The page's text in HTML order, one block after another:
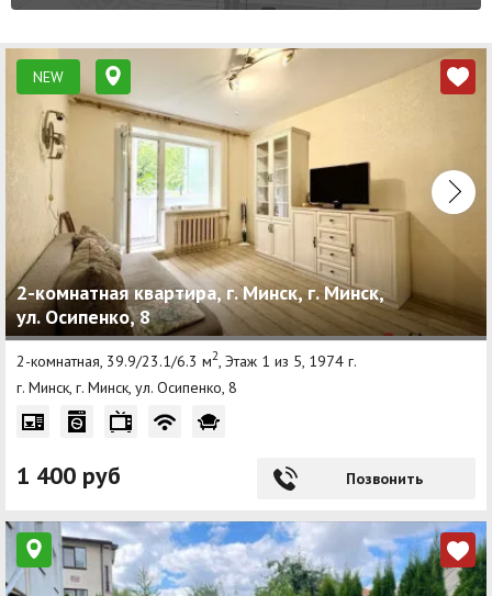
NEW
2-комнатная квартира, г. Минск, г. Минск,
ул. Осипенко, 8
2-комнатная, 39.9/23.1/6.3 м2, Этаж 1 из 5, 1974 г.
г. Минск, г. Минск, ул. Осипенко, 8
1 400 руб Позвонить